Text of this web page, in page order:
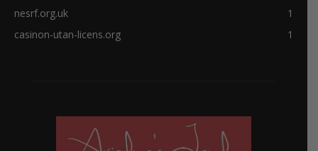
nesrf.org.uk
1
casinon-utan-licens.org
1